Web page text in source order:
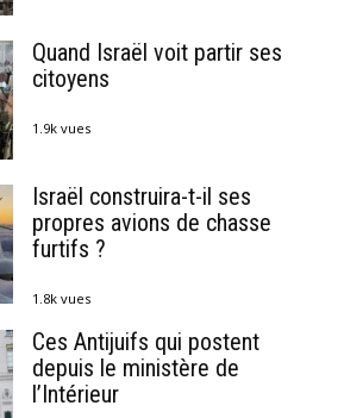
Quand Israël voit partir ses
citoyens
1.9k vues
Israël construira-t-il ses
propres avions de chasse
furtifs ?
1.8k vues
Ces Antijuifs qui postent
depuis le ministère de
l’Intérieur